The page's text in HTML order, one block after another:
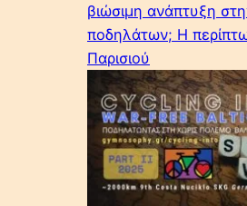
βιώσιμη ανάπτυξη
ποδηλάτων; Η
Παρισιού